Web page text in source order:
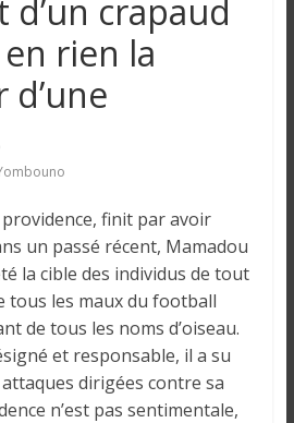
d’un crapaud
rien la
finit par avoir
un passé récent, Mamadou
la cible des individus de tout
tous les maux du football
de tous les noms d’oiseau.
et responsable, il a su
dirigées contre sa
n’est pas sentimentale,